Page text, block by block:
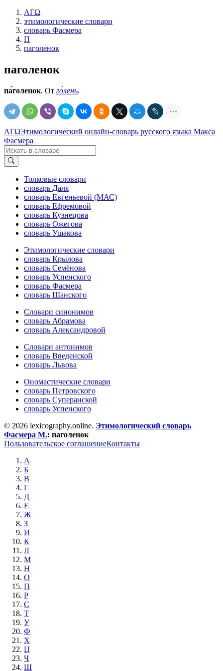
ΛΓΩ
этимологические словари
словарь Фасмера
П
паголенок
паголенок
па́голенок. От го́лень.
ΛΓΩЭтимологический онлайн-словарь русского языка Макса
Фасмера
Толковые словари
словарь Даля
словарь Евгеньевой (МАС)
словарь Ефремовой
словарь Кузнецова
словарь Ожегова
словарь Ушакова
Этимологические словари
словарь Крылова
словарь Семёнова
словарь Успенского
словарь Фасмера
словарь Шанского
Словари синонимов
словарь Абрамова
словарь Александровой
Словари антонимов
словарь Введенской
словарь Львова
Ономастические словари
словарь Петровского
словарь Суперанской
словарь Успенского
© 2026 lexicography.online. Этимологический словарь
Фасмера М.: паголенок
Пользовательское соглашениеКонтакты
А
Б
В
Г
Д
Е
Ж
З
И
К
Л
М
Н
О
П
Р
С
Т
У
Ф
Х
Ц
Ч
Ш